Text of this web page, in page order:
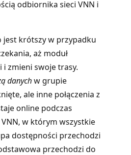
odbiornika sieci VNN i
jest krótszy w przypadku
aż moduł
zmieni swoje trasy.
danychw grupie
ale inne połączenia z
online podczas
w którym wszystkie
dostępności przechodzi
przechodzi do